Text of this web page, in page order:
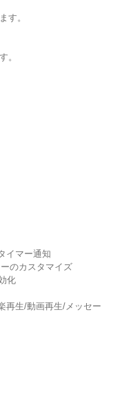
す。
。
イマー通知
のカスタマイズ
化
再生/動画再生/メッセー